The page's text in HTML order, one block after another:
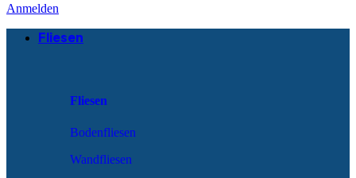
Anmelden
Fliesen
Fliesen
Bodenfliesen
Wandfliesen